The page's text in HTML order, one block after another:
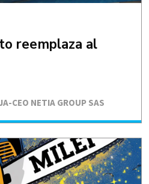
reemplaza al
CEO NETIA GROUP SAS